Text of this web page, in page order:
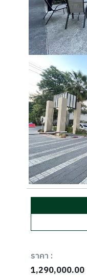
ราคา :
1,290,000.00